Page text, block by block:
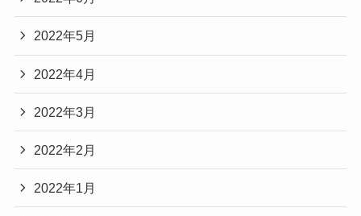
2022年5月
2022年4月
2022年3月
2022年2月
2022年1月